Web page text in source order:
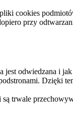
cookies
przy
odwiedzana i
Dzięki
trwale